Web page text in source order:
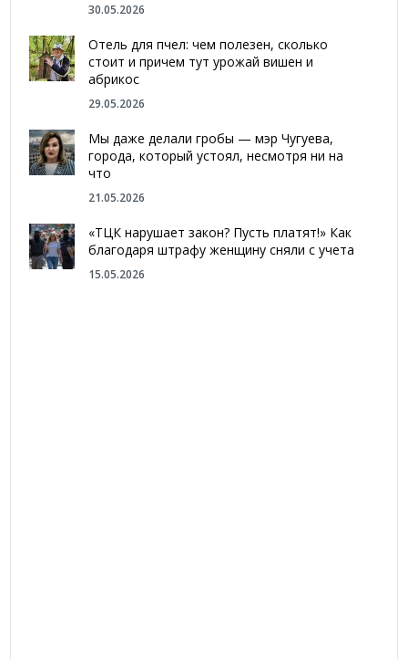
30.05.2026
Отель для пчел: чем полезен, сколько
стоит и причем тут урожай вишен и
абрикос
29.05.2026
Мы даже делали гробы — мэр Чугуева,
города, который устоял, несмотря ни на
что
21.05.2026
«ТЦК нарушает закон? Пусть платят!» Как
благодаря штрафу женщину сняли с учета
15.05.2026